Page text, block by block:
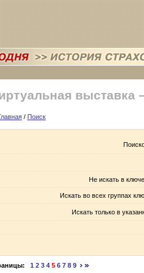
выставка
/ Поиск
Не искать в
Искать во всех группах
Искать только в
1 2 3 4 5 6 7 8 9